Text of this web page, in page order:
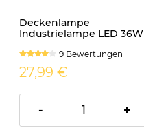
Deckenlampe
Industrielampe LED 36W
Feuchtraumleuchte
9 Bewertungen
27,99 €
- +